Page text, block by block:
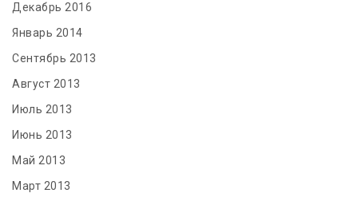
Декабрь 2016
Январь 2014
Сентябрь 2013
Август 2013
Июль 2013
Июнь 2013
Май 2013
Март 2013